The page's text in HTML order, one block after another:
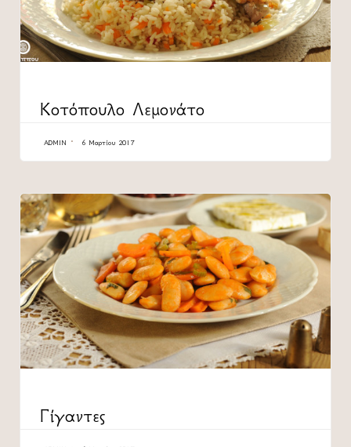
Κοτόπουλο Λεμονάτο
ADMIN 6 Μαρτίου 2017
Γίγαντες